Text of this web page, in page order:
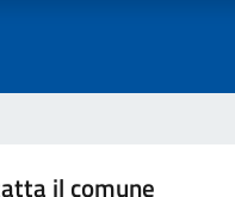
il comune